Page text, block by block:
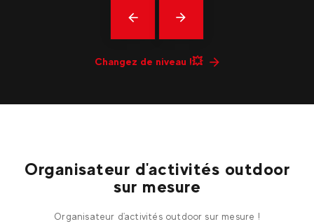
Précédent
En
savoir
Changez de niveau !💥
Organisateur d'activités outdoor
sur mesure
Organisateur d'activités outdoor sur mesure !